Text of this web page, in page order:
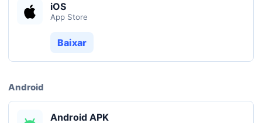
iOS
App Store
Baixar
Android
Android APK